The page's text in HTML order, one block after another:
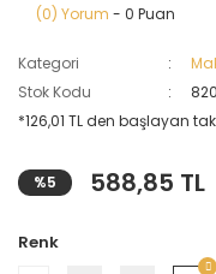
(0) Yorum - 0 Puan
Kategori
Stok Kodu
*126,01 TL den başlayan
%5 588,85 TL
Renk